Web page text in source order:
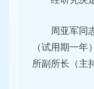
周亚军同
（试用期一
所副所长（主